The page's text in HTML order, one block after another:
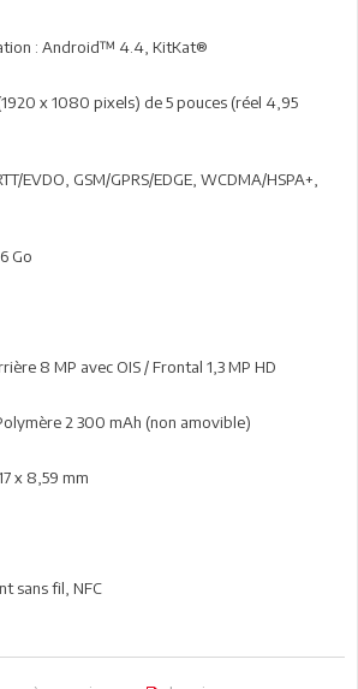
: Android™ 4.4, KitKat®
x 1080 pixels) de 5 pouces (réel 4,95
EVDO, GSM/GPRS/EDGE, WCDMA/HSPA+,
Go
8 MP avec OIS / Frontal 1,3 MP HD
2 300 mAh (non amovible)
x 8,59 mm
sans fil, NFC